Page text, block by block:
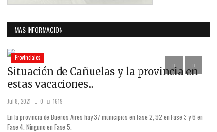
MAS INFORMACION
Provinciales
Situación de Cañuelas y la provincia en
estas vacaciones...
Jul 8, 2021 0 1619
En la provincia de Buenos Aires hay 37 municipios en Fase 2, 92 en Fase 3 y 6 en
Fase 4. Ninguno en Fase 5.